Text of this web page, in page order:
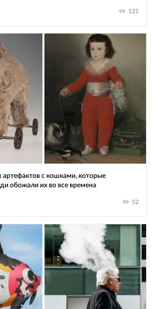
125
артефактов с кошками, которые
обожали их во все времена
52